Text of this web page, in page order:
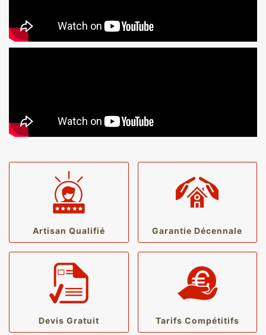
Artisan Qualifié Garantie Décennale
Devis Gratuit Tarifs Compétitifs